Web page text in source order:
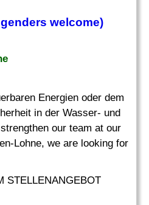
welcome)
Energien oder dem
in der Wasser- und
our team at our
Lohne, we are looking for
STELLENANGEBOT